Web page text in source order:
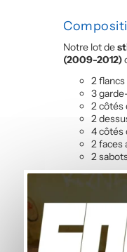
Notre lot de
(2009-2012)
2
3
2 côtés
2
4 côtés
2 faces
2
Noir et
Peut-on